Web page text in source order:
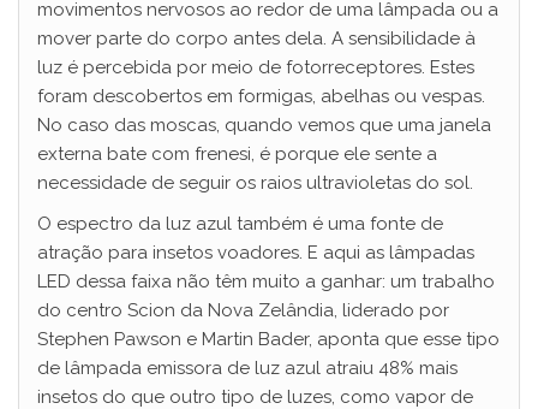
movimentos nervosos ao redor de uma lâmpada ou a
mover parte do corpo antes dela. A sensibilidade à
luz é percebida por meio de fotorreceptores. Estes
foram descobertos em formigas, abelhas ou vespas.
No caso das moscas, quando vemos que uma janela
externa bate com frenesi, é porque ele sente a
necessidade de seguir os raios ultravioletas do sol.
O espectro da luz azul também é uma fonte de
atração para insetos voadores. E aqui as lâmpadas
LED dessa faixa não têm muito a ganhar: um trabalho
do centro Scion da Nova Zelândia, liderado por
Stephen Pawson e Martin Bader, aponta que esse tipo
de lâmpada emissora de luz azul atraiu 48% mais
insetos do que outro tipo de luzes, como vapor de